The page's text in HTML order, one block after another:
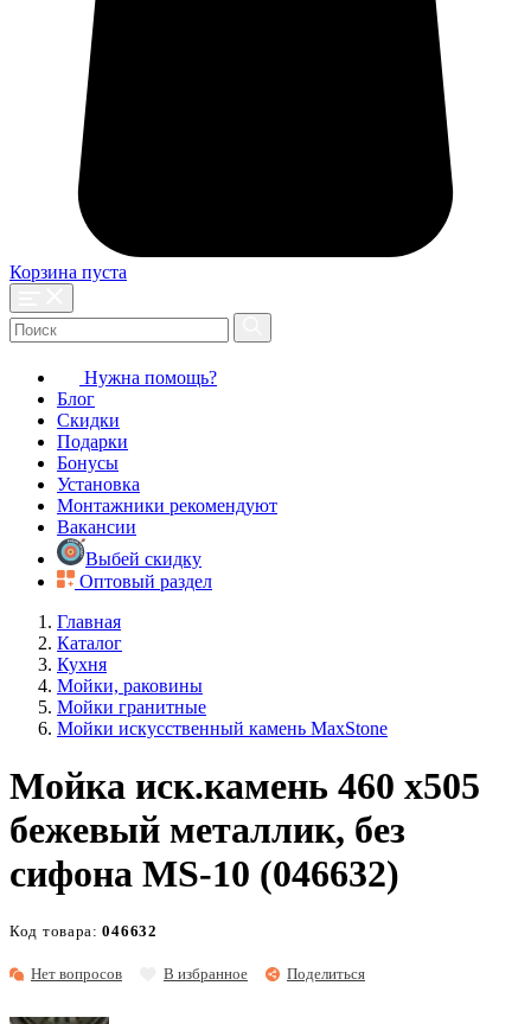
Корзина пуста
Нужна помощь?
Блог
Скидки
Подарки
Бонусы
Установка
Монтажники рекомендуют
Вакансии
Выбей скидку
Оптовый раздел
Главная
Каталог
Кухня
Мойки, раковины
Мойки гранитные
Мойки искусственный камень MaxStone
Мойка иск.камень 460 х505
бежевый металлик, без
сифона MS-10 (046632)
Нет вопросов В избранное Поделиться
Код товара:046632